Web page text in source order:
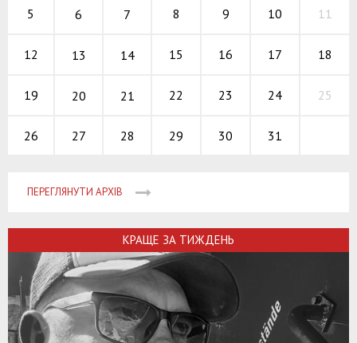
5 6 7 8 9 10 11
12 13 14 15 16 17 18
19 20 21 22 23 24 25
26 27 28 29 30 31
ПЕРЕГЛЯНУТИ АРХІВ
КРАЩЕ ЗА ТИЖДЕНЬ